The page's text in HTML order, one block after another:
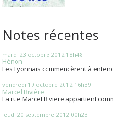
Notes récentes
mardi 23 octobre 2012 18h48
Hénon
Les Lyonnais commencèrent à
vendredi 19 octobre 2012 16h39
Marcel Rivière
La rue Marcel Rivière appartient
jeudi 20 septembre 2012 00h23